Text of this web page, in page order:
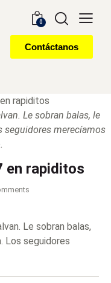
0
Contáctanos
Le sobran balas, le
seguidores merecíamos
en rapiditos
Le sobran balas,
Los seguidores